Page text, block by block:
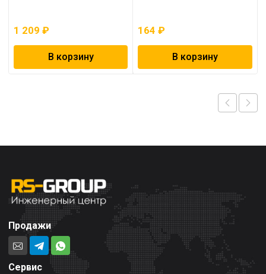
1 209 ₽
В корзину
164₽
В корзину
Продажи
Сервис